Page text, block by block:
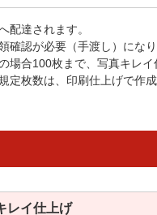
配達されます。
認が必要（手渡し）になり
合100枚まで、写真キレ
定枚数は、印刷仕上げで作
レイ仕上げ